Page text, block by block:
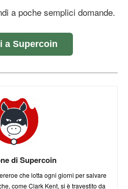
a poche semplici domande.
a Supercoin
di Supercoin
che lotta ogni giorni per salvare
come Clark Kent, si è travestito da